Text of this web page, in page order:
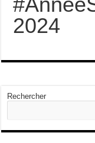
2024
Rechercher